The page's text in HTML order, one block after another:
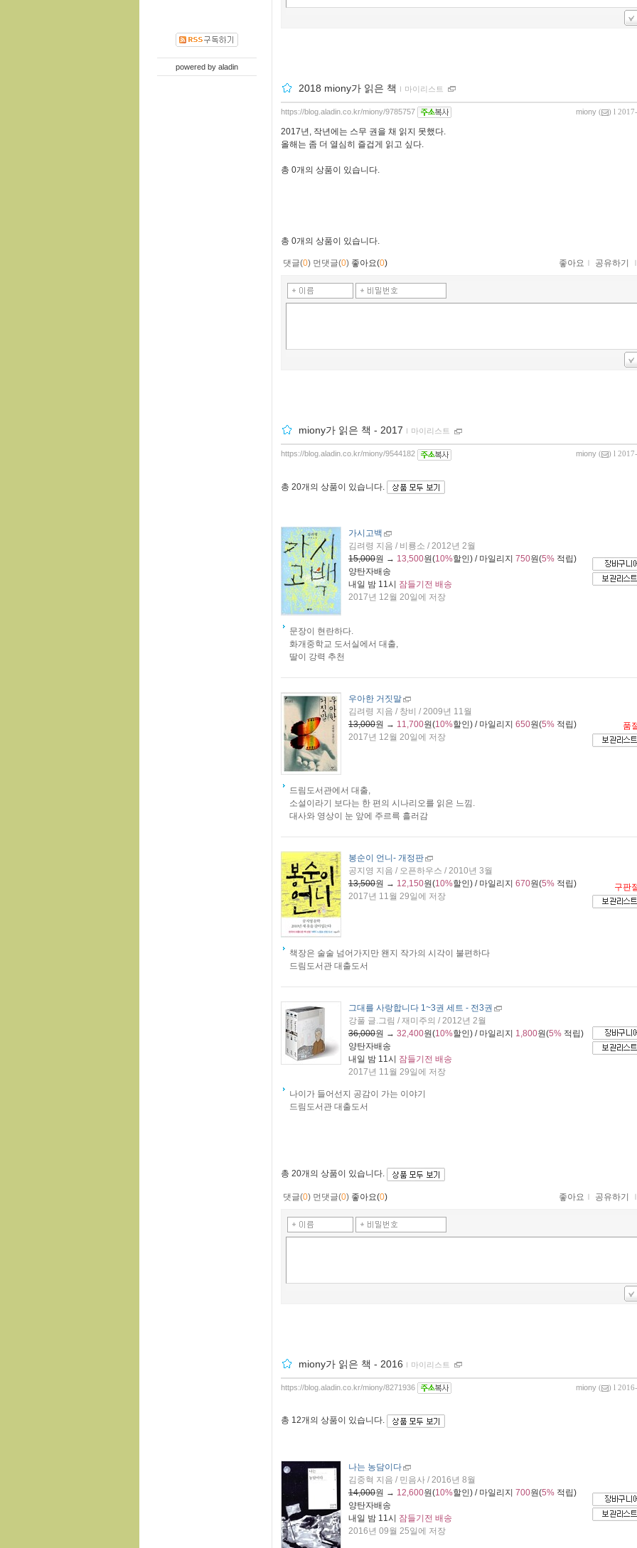
powered by aladin
2018 miony가 읽은 책 ｌ 마이리스트
miony ( ) l
https://blog.aladin.co.kr/miony/9785757
2017년, 작년에는 스무 권을 채 읽지 못했다.
올해는 좀 더 열심히 즐겁게 읽고 싶다.
총 0개 의 상품이 있습니다.
총 0개 의 상품이 있습니다.
댓글(0) 먼댓글(0) 좋아요(0) 좋아요 ｌ 공유하기
miony가 읽은 책 - 2017 ｌ 마이리스트
miony ( ) l
https://blog.aladin.co.kr/miony/9544182
총 20개의 상품이 있습니다.
가시고백
김려령 지음 / 비룡소 / 2012년 2월
15,000원 → 13,500원(10%할인) / 마일리지 750원(5% 적립)
양탄자배송
내일 밤 11시 잠들기전 배송
2017년 12월 20일에 저장
문장이 현란하다.
화개중학교 도서실에서 대출,
딸이 강력 추천
우아한 거짓말
김려령 지음 / 창비 / 2009년 11월
13,000원 → 11,700원(10%할인) / 마일리지 650원(5% 적립)
2017년 12월 20일에 저장
품
드림도서관에서 대출,
소설이라기 보다는 한 편의 시나리오를 읽은 느낌.
대사와 영상이 눈 앞에 주르륵 흘러감
봉순이 언니 - 개정판
공지영 지음 / 오픈하우스 / 2010년 3월
13,500원 → 12,150원(10%할인) / 마일리지 670원(5% 적립)
2017년 11월 29일에 저장
구판
책장은 술술 넘어가지만 왠지 작가의 시각이 불편하다
드림도서관 대출도서
그대를 사랑합니다 1~3권 세트 - 전3권
강풀 글.그림 / 재미주의 / 2012년 2월
36,000원 → 32,400원(10%할인) / 마일리지 1,800원(5% 적립)
양탄자배송
내일 밤 11시 잠들기전 배송
2017년 11월 29일에 저장
나이가 들어선지 공감이 가는 이야기
드림도서관 대출도서
총 20개 의 상품이 있습니다.
댓글(0) 먼댓글(0) 좋아요(0) 좋아요 ｌ 공유하기
miony가 읽은 책 - 2016 ｌ 마이리스트
miony ( ) l
https://blog.aladin.co.kr/miony/8271936
총 12개 의 상품이 있습니다.
나는 농담이다
김중혁 지음 / 민음사 / 2016년 8월
14,000원 → 12,600원(10%할인) / 마일리지 700원(5% 적립)
양탄자배송
내일 밤 11시 잠들기전 배송
2016년 09월 25일에 저장